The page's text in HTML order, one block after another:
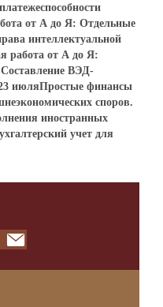
от А до Я: Отдельные
интеллектуальной
работа от А до Я:
ВЭД-
июляПростые финансы
споров.
иностранных
учет для